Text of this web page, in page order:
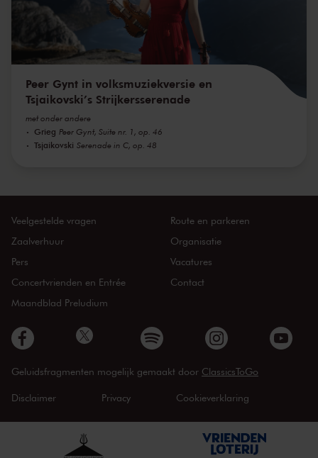
Peer Gynt in volksmuziekversie en
Tsjaikovski’s Strijkersserenade
met onder andere
Grieg Peer Gynt, Suite nr. 1, op. 46
Tsjaikovski Serenade in C, op. 48
Veelgestelde vragen
Zaalverhuur
Pers
Concertvrienden en Entrée
Maandblad Preludium
Route en parkeren
Organisatie
Vacatures
Contact
Geluidsfragmenten mogelijk gemaakt door ClassicsToGo
Disclaimer Privacy Cookieverklaring